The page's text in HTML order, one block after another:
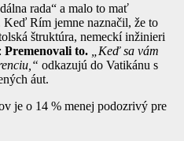
rada“ a malo to mať
Rím jemne naznačil, že to
štruktúra, nemeckí inžinieri
Premenovali to.
„Keď sa vám
odkazujú do Vatikánu s
áut.
je o 14 % menej podozrivý pre